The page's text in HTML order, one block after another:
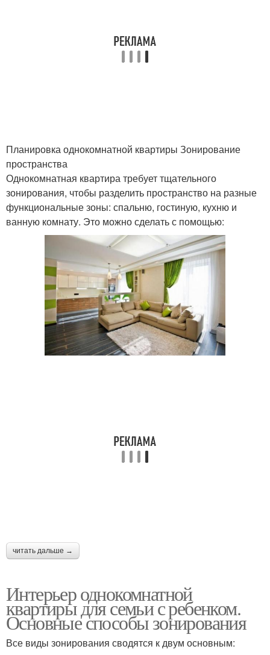
Планировка однокомнатной квартиры Зонирование
пространства
Однокомнатная квартира требует тщательного
зонирования, чтобы разделить пространство на разные
функциональные зоны: спальню, гостиную, кухню и
ванную комнату. Это можно сделать с помощью:
читать дальше →
Интерьер однокомнатной
квартиры для семьи с ребенком.
Основные способы зонирования
Все виды зонирования сводятся к двум основным: